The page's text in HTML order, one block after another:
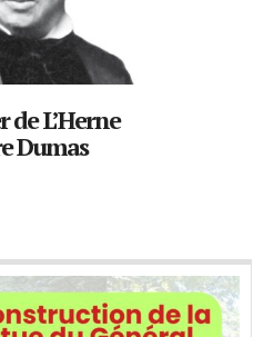
L’Herne
Dumas